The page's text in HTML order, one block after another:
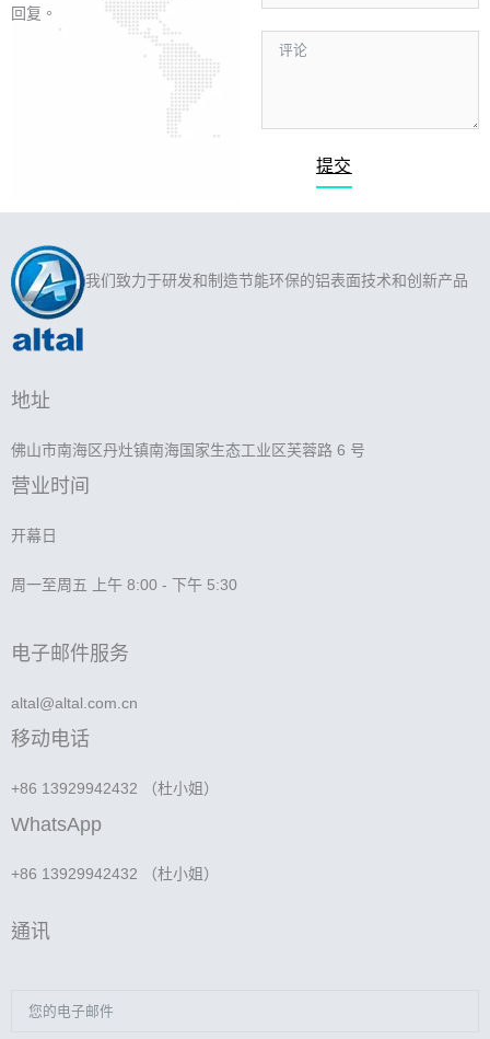
回复。
提交
我们致力于研发和制造节能环保的铝表面技术和创新产品
地址
佛山市南海区丹灶镇南海国家生态工业区芙蓉路 6 号
营业时间
开幕日
周一至周五 上午 8:00 - 下午 5:30
电子邮件服务
altal@altal.com.cn
移动电话
+86 13929942432 （杜小姐）
WhatsApp
+86 13929942432 （杜小姐）
通讯